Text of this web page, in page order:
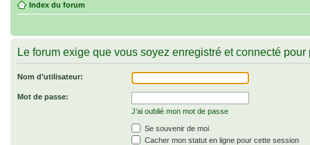
Index du forum
Le forum exige que vous soyez enregistré et connecté
Nom d’utilisateur:
Mot de passe:
J’ai oublié mon mot de passe
Se souvenir de moi
Cacher mon statut en ligne pour cette session